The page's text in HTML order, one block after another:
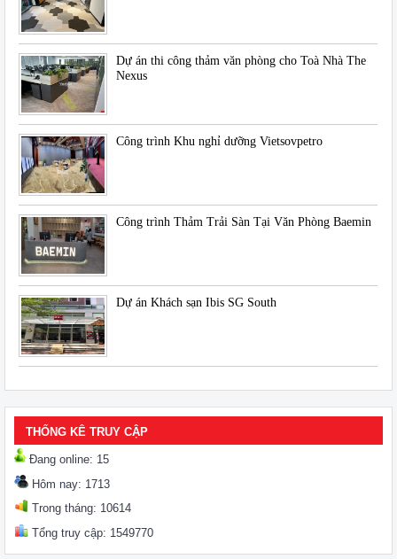
Dự án thi công thảm văn phòng cho Toà Nhà The
Nexus
Công trình Khu nghỉ dưỡng Vietsovpetro
Công trình Thảm Trải Sàn Tại Văn Phòng Baemin
Dự án Khách sạn Ibis SG South
THỐNG KÊ TRUY CẬP
Đang online: 15
Hôm nay: 1713
Trong tháng: 10614
Tổng truy cập: 1549770